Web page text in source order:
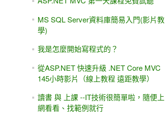
MS SQL Server資料庫簡易入門(影片教
學)
我是怎麼開始寫程式的？
從ASP.NET 快速升級 .NET Core MVC
145小時影片（線上教程 遠距教學）
讀書 與 上課 --IT技術很簡單啦，隨便上
網看看、找範例就行